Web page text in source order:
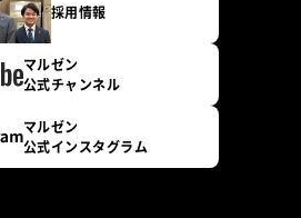
採用情報
マルゼン
公式チャンネル
マルゼン
公式インスタグラム